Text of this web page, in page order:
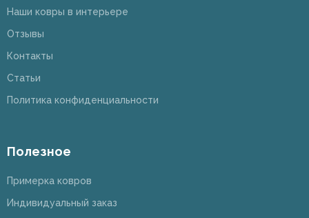
Наши ковры в интерьере
Отзывы
Контакты
Статьи
Политика конфиденциальности
Полезное
Примерка ковров
Индивидуальный заказ